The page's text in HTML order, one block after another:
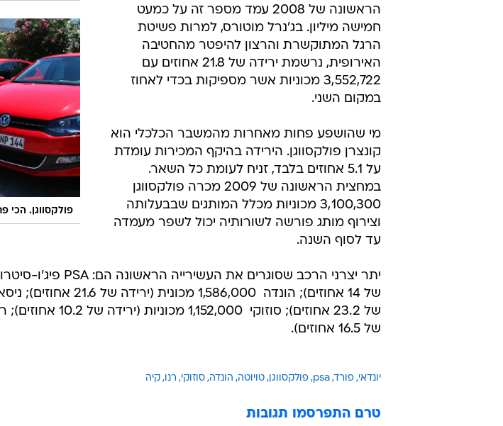
פולקסווגן. הכי
הראשונה של 2008 עמד מספר זה על כמעט
חמישה מיליון. בג'נרל מוטורס, למרות פשיטת
הרגל המתוקשרת והרצון להיפטר מהחטיבה
האירופית, נרשמת ירידה של 21.8 אחוזים עם
3,552,722 מכוניות אשר מספיקות בכדי לאחוז
במקום השני.
מי שהושפע פחות מאחרות מהמשבר הכלכלי הוא
קונצרן פולקסווגן. הירידה בהיקף המכירות עומדת
על 5.1 אחוזים בלבד, זניח לעומת כל השאר.
במחצית הראשונה של 2009 מכרה פולקסווגן
3,100,300 מכוניות מכלל המותגים שבבעלותה
וצירוף מותג פורשה לשורותיה יכול לשפר מעמדה
עד לסוף השנה.
של 16.5 אחוזים).
יונדאי פורד psa פולקסווגן טויוטה הונדה סוזוקי רנו קיה
טרם התפרסמו תגובות